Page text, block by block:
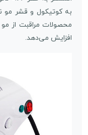
به کوتیکول و قشر مو
محصولات مراقبت از مو
افزایش می‌دهد.